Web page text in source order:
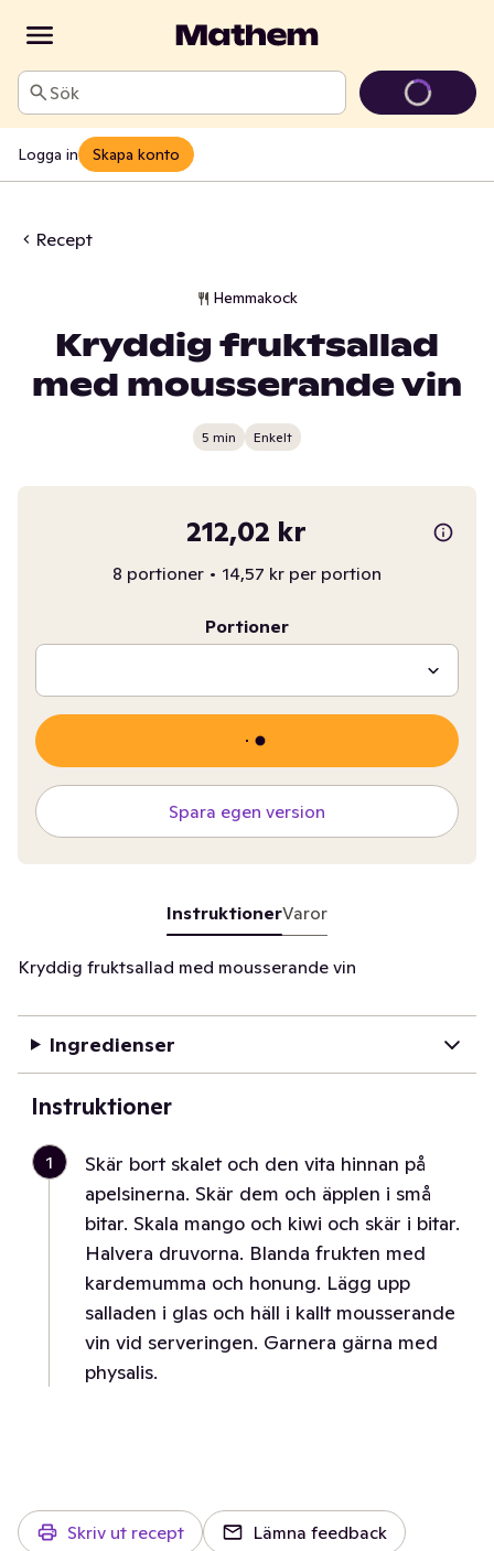
Sök
Logga in Skapa konto
Recept
Hemmakock
Kryddig fruktsallad
med mousserande vin
5 min Enkelt
212,02 kr
8 portioner • 14,57 kr per portion
Portioner
Spara egen version
InstruktionerVaror
Kryddig fruktsallad med mousserande vin
Ingredienser
Instruktioner
1
Skär bort skalet och den vita hinnan på
apelsinerna. Skär dem och äpplen i små
bitar. Skala mango och kiwi och skär i bitar.
Halvera druvorna. Blanda frukten med
kardemumma och honung. Lägg upp
salladen i glas och häll i kallt mousserande
vin vid serveringen. Garnera gärna med
physalis.
Skriv ut recept Lämna feedback